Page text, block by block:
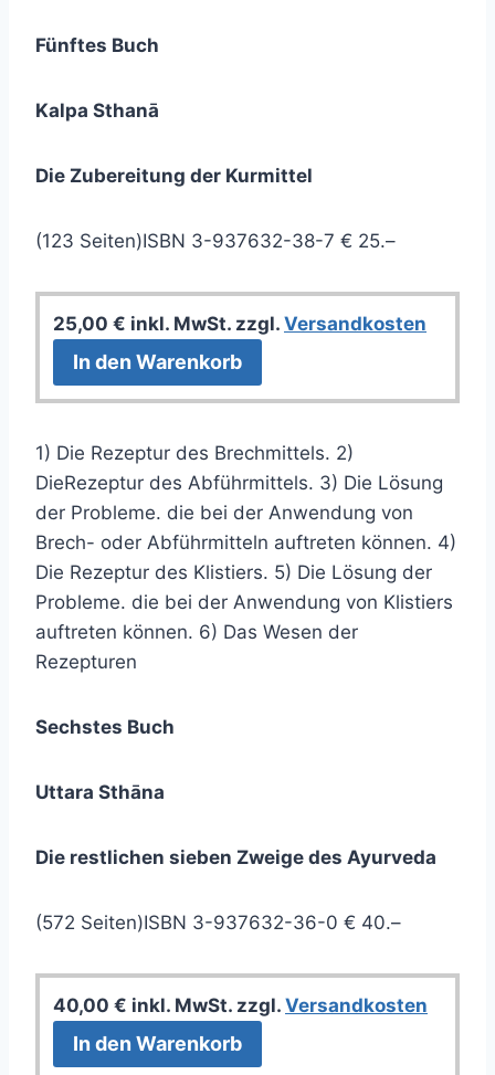
Fünftes Buch
Kalpa Sthanā
Die Zubereitung der Kurmittel
(123 Seiten)ISBN 3-937632-38-7 € 25.–
25,00 € inkl. MwSt. zzgl. Versandkosten
In den Warenkorb
1) Die Rezeptur des Brechmittels. 2)
DieRezeptur des Abführmittels. 3) Die Lösung
der Probleme. die bei der Anwendung von
Brech- oder Abführmitteln auftreten können. 4)
Die Rezeptur des Klistiers. 5) Die Lösung der
Probleme. die bei der Anwendung von Klistiers
auftreten können. 6) Das Wesen der
Rezepturen
Sechstes Buch
Uttara Sthāna
Die restlichen sieben Zweige des Ayurveda
(572 Seiten)ISBN 3-937632-36-0 € 40.–
40,00 € inkl. MwSt. zzgl. Versandkosten
In den Warenkorb